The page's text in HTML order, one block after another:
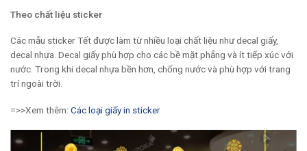
Theo chất liệu sticker
Các mẫu sticker Tết được làm từ nhiều loại chất liệu như decal giấy,
decal nhựa. Decal giấy phù hợp cho các bề mặt phẳng và ít tiếp xúc với
nước. Trong khi decal nhựa bền hơn, chống nước và phù hợp với trang
trí ngoài trời.
=>>Xem thêm: Các loại giấy in sticker